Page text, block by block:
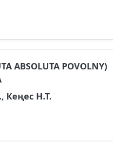
POVOLNY)
Кеңес Н.Т.